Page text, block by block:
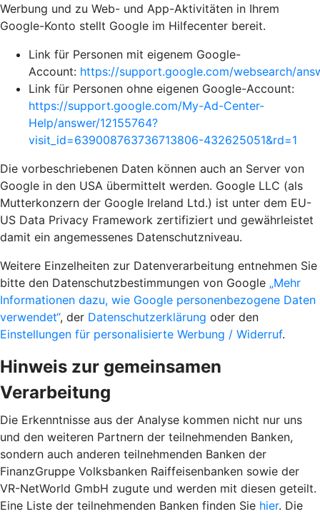
Werbung und zu Web- und App-Aktivitäten in Ihrem
Google-Konto stellt Google im Hilfecenter bereit.
Link für Personen mit eigenem Google-
Account: https://support.google.com/websearch/
Link für Personen ohne eigenen Google-Account:
https://support.google.com/My-Ad-Center-
Help/answer/12155764?
visit_id=639008763736713806-432625051&rd=1
Die vorbeschriebenen Daten können auch an Server von
Google in den USA übermittelt werden. Google LLC (als
Mutterkonzern der Google Ireland Ltd.) ist unter dem EU-
US Data Privacy Framework zertifiziert und gewährleistet
damit ein angemessenes Datenschutzniveau.
Weitere Einzelheiten zur Datenverarbeitung entnehmen Sie
bitte den Datenschutzbestimmungen von Google „Mehr
Informationen dazu, wie Google personenbezogene Daten
verwendet“, der Datenschutzerklärung oder den
Einstellungen für personalisierte Werbung / Widerruf.
Hinweis zur gemeinsamen
Verarbeitung
Die Erkenntnisse aus der Analyse kommen nicht nur uns
und den weiteren Partnern der teilnehmenden Banken,
sondern auch anderen teilnehmenden Banken der
FinanzGruppe Volksbanken Raiffeisenbanken sowie der
VR-NetWorld GmbH zugute und werden mit diesen geteilt.
Eine Liste der teilnehmenden Banken finden Sie hier. Die